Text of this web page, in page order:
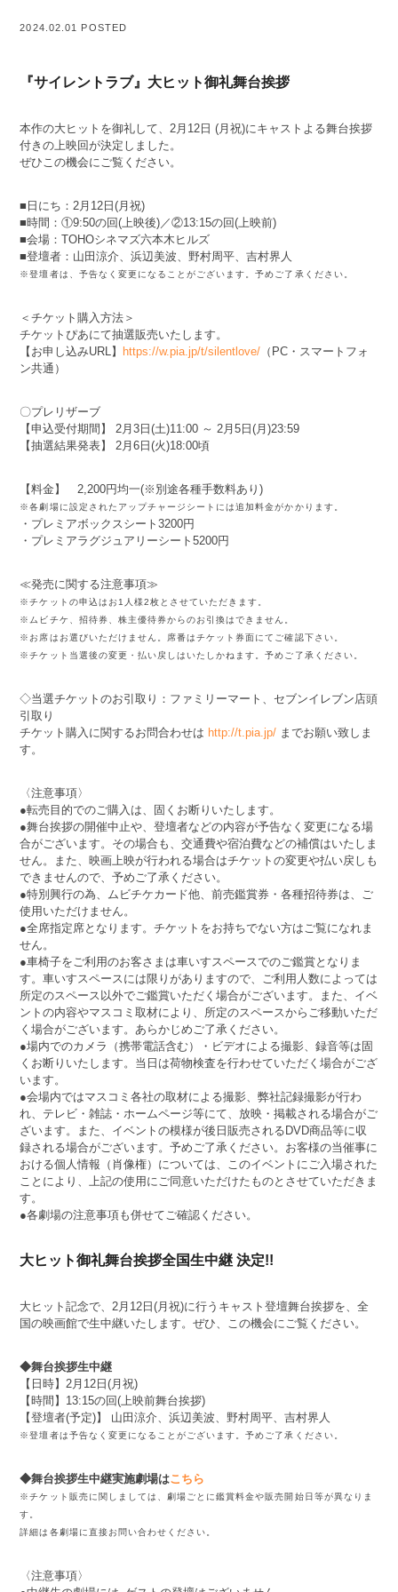
2024.02.01 POSTED
『サイレントラブ』大ヒット御礼舞台挨拶
本作の大ヒットを御礼して、2月12日 (月祝)にキャストよる舞台挨拶
付きの上映回が決定しました。
ぜひこの機会にご覧ください。
■日にち：2月12日(月祝)
■時間：①9:50の回(上映後)／②13:15の回(上映前)
■会場：TOHOシネマズ六本木ヒルズ
■登壇者：山田涼介、浜辺美波、野村周平、吉村界人
※登壇者は、予告なく変更になることがございます。予めご了承ください。
＜チケット購入方法＞
チケットぴあにて抽選販売いたします。
【お申し込みURL】
https://w.pia.jp/t/silentlove/ （PC・スマートフォ
ン共通）
〇プレリザーブ
【申込受付期間】 2月3日(土)11:00 ～ 2月5日(月)23:59
【抽選結果発表】 2月6日(火)18:00頃
【料金】 2,200円均一(※別途各種手数料あり)
※各劇場に設定されたアップチャージシートには追加料金がかかります。
・プレミアボックスシート3200円
・プレミアラグジュアリーシート5200円
≪発売に関する注意事項≫
※チケットの申込はお1人様2枚とさせていただきます。
※ムビチケ、招待券、株主優待券からのお引換はできません。
※お席はお選びいただけません。席番はチケット券面にてご確認下さい。
※チケット当選後の変更・払い戻しはいたしかねます。予めご了承ください。
◇当選チケットのお引取り：ファミリーマート、セブンイレブン店頭
引取り
チケット購入に関するお問合わせは http://t.pia.jp/ までお願い致しま
す。
〈注意事項〉
●転売目的でのご購入は、固くお断りいたします。
●舞台挨拶の開催中止や、登壇者などの内容が予告なく変更になる場
合がございます。その場合も、交通費や宿泊費などの補償はいたしま
せん。また、映画上映が行われる場合はチケットの変更や払い戻しも
できませんので、予めご了承ください。
●特別興行の為、ムビチケカード他、前売鑑賞券・各種招待券は、ご
使用いただけません。
●全席指定席となります。チケットをお持ちでない方はご覧になれま
せん。
●車椅子をご利用のお客さまは車いすスペースでのご鑑賞となりま
す。車いすスペースには限りがありますので、ご利用人数によっては
所定のスペース以外でご鑑賞いただく場合がございます。また、イベ
ントの内容やマスコミ取材により、所定のスペースからご移動いただ
く場合がございます。あらかじめご了承ください。
●場内でのカメラ（携帯電話含む）・ビデオによる撮影、録音等は固
くお断りいたします。当日は荷物検査を行わせていただく場合がござ
います。
●会場内ではマスコミ各社の取材による撮影、弊社記録撮影が行わ
れ、テレビ・雑誌・ホームページ等にて、放映・掲載される場合がご
ざいます。また、イベントの模様が後日販売されるDVD商品等に収
録される場合がございます。予めご了承ください。お客様の当催事に
おける個人情報（肖像権）については、このイベントにご入場された
ことにより、上記の使用にご同意いただけたものとさせていただきま
す。
●各劇場の注意事項も併せてご確認ください。
大ヒット御礼舞台挨拶全国生中継 決定!!
大ヒット記念で、2月12日(月祝)に行うキャスト登壇舞台挨拶を、全
国の映画館で生中継いたします。ぜひ、この機会にご覧ください。
◆舞台挨拶生中継
【日時】2月12日(月祝)
【時間】13:15の回(上映前舞台挨拶)
【登壇者(予定)】 山田涼介、浜辺美波、野村周平、吉村界人
※登壇者は予告なく変更になることがございます。予めご了承ください。
◆舞台挨拶生中継実施劇場はこちら
※チケット販売に関しましては、劇場ごとに鑑賞料金や販売開始日等が異なりま
す。
詳細は各劇場に直接お問い合わせください。
〈注意事項〉